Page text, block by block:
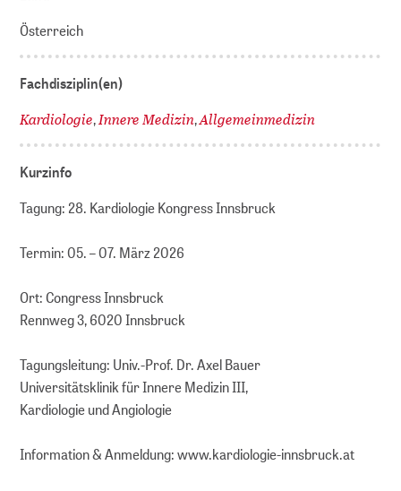
Österreich
Fachdisziplin(en)
Kardiologie,Innere Medizin,Allgemeinmedizin
Kurzinfo
Tagung: 28. Kardiologie Kongress Innsbruck
Termin: 05. – 07. März 2026
Ort: Congress Innsbruck
Rennweg 3, 6020 Innsbruck
Tagungsleitung: Univ.-Prof. Dr. Axel Bauer
Universitätsklinik für Innere Medizin III,
Kardiologie und Angiologie
Information & Anmeldung: www.kardiologie-innsbruck.at